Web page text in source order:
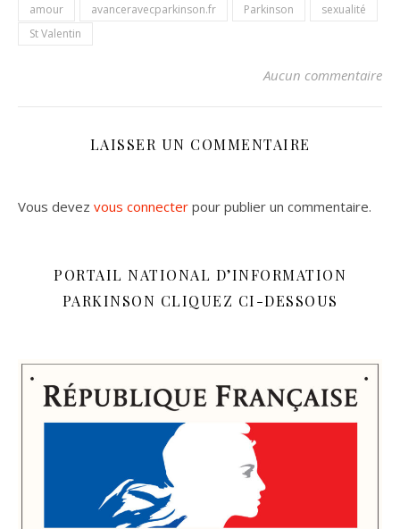
amour avanceravecparkinson.fr Parkinson
sexualité
St Valentin
Aucun commentaire
LAISSER UN COMMENTAIRE
Vous devez vous connecter pour publier un commentaire.
PORTAIL NATIONAL D’INFORMATION
PARKINSON CLIQUEZ CI-DESSOUS